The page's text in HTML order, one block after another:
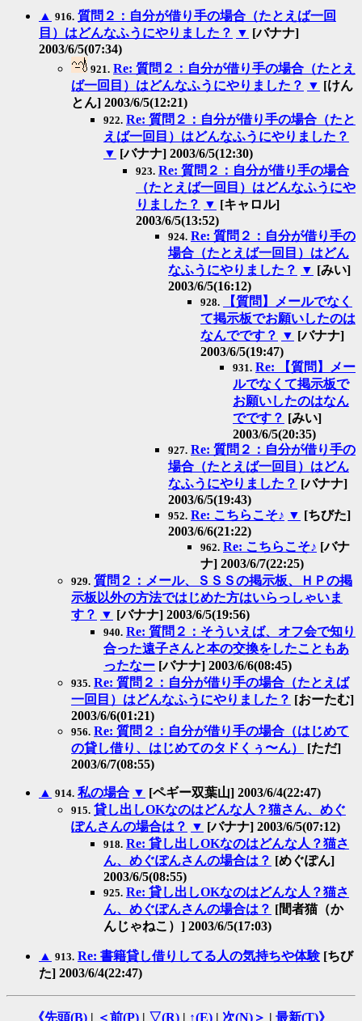
▲ 916. 質問２：自分が借り手の場合（たとえば一回
目）はどんなふうにやりました？ ▼ [バナナ]
2003/6/5(07:34)
921. Re: 質問２：自分が借り手の場合（たとえ
ば一回目）はどんなふうにやりました？ ▼ [けん
とん] 2003/6/5(12:21)
922. Re: 質問２：自分が借り手の場合（たと
えば一回目）はどんなふうにやりました？
▼ [バナナ] 2003/6/5(12:30)
923. Re: 質問２：自分が借り手の場合
（たとえば一回目）はどんなふうにや
りました？ ▼ [キャロル]
2003/6/5(13:52)
924. Re: 質問２：自分が借り手の
場合（たとえば一回目）はどん
なふうにやりました？ ▼ [みい]
2003/6/5(16:12)
928.
【質問】メールでなく
て掲示板でお願いしたのは
なんでです？ ▼ [バナナ]
2003/6/5(19:47)
931. Re: 【質問】メー
ルでなくて掲示板で
お願いしたのはなん
でです？ [みい]
2003/6/5(20:35)
927. Re: 質問２：自分が借り手の
場合（たとえば一回目）はどん
なふうにやりました？ [バナナ]
2003/6/5(19:43)
952. Re: こちらこそ♪ ▼ [ちびた]
2003/6/6(21:22)
962. Re: こちらこそ♪ [バナ
ナ] 2003/6/7(22:25)
929. 質問２：メール、ＳＳＳの掲示板、ＨＰの掲
示板以外の方法ではじめた方はいらっしゃいま
す？ ▼ [バナナ] 2003/6/5(19:56)
940. Re: 質問２：そういえば、オフ会で知り
合った遠子さんと本の交換をしたこともあ
ったなー [バナナ] 2003/6/6(08:45)
935. Re: 質問２：自分が借り手の場合（たとえば
一回目）はどんなふうにやりました？ [おーたむ]
2003/6/6(01:21)
956. Re: 質問２：自分が借り手の場合（はじめて
の貸し借り、はじめてのタドくぅ〜ん）
[ただ]
2003/6/7(08:55)
▲ 914. 私の場合 ▼ [ペギー双葉山] 2003/6/4(22:47)
915. 貸し出しOKなのはどんな人？猫さん、めぐ
ぽんさんの場合は？ ▼ [バナナ] 2003/6/5(07:12)
918. Re: 貸し出しOKなのはどんな人？猫さ
ん、めぐぽんさんの場合は？ [めぐぽん]
2003/6/5(08:55)
925. Re: 貸し出しOKなのはどんな人？猫さ
ん、めぐぽんさんの場合は？ [間者猫（か
んじゃねこ）] 2003/6/5(17:03)
▲ 913. Re: 書籍貸し借りしてる人の気持ちや体験[ちび
た] 2003/6/4(22:47)
《先頭(B)| ＜前(P)| ▽(R)| ↑(E)| 次(N)＞ | 最新(T)》